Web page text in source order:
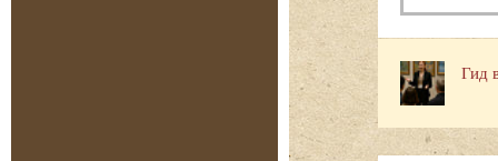
Гид